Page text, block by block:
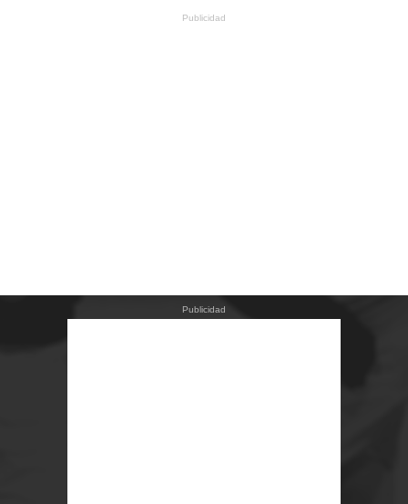
Publicidad
Publicidad